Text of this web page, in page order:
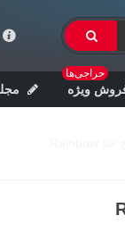
ویژه
حراجی‌ها